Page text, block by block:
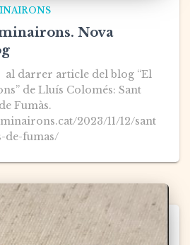
Nova
al darrer article del blog “El
de Lluís Colomés: Sant
Fumàs.
2023/11/12/sant
de-fumas/